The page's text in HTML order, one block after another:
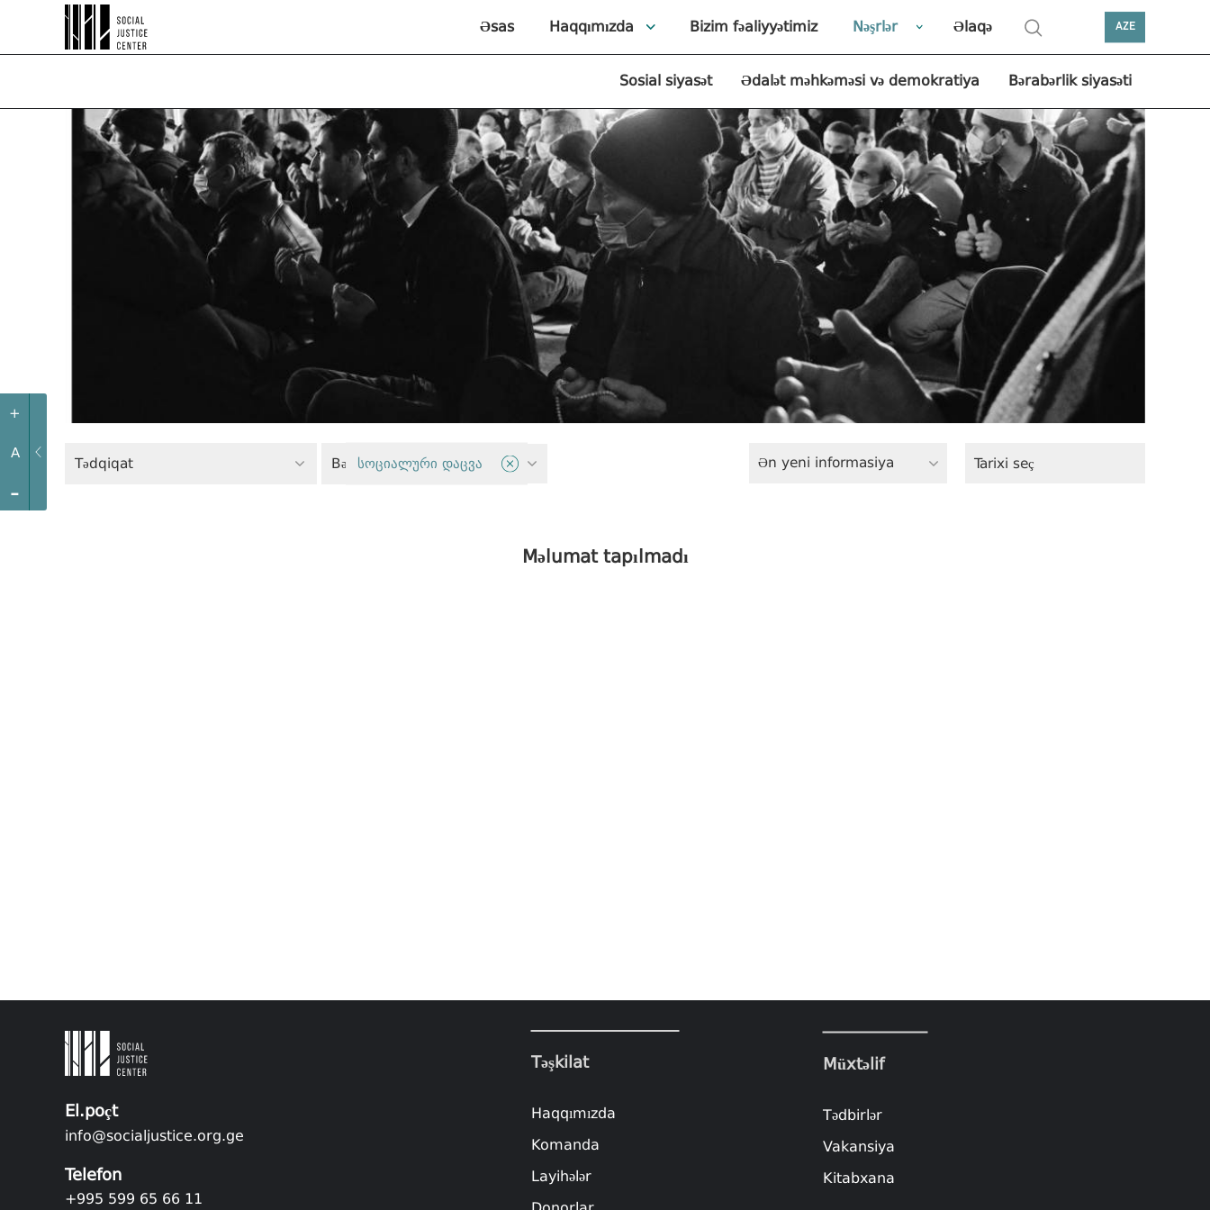
+
A
-
Əsas Haqqımızda Bizim fəaliyyətimiz Nəşrlər Əlaqə AZE
Sosial siyasət Ədalət məhkəməsi və demokratiya Bərabərlik siyasəti
Tədqiqat Bərabərlik siyasəti
სოციალური დაცვა Ən yeni informasiya
Məlumat tapılmadı
El.poçt
info@socialjustice.org.ge
Telefon
+995 599 65 66 11
Təşkilat
Haqqımızda
Komanda
Layihələr
Müxtəlif
Tədbirlər
Vakansiya
Kitabxana